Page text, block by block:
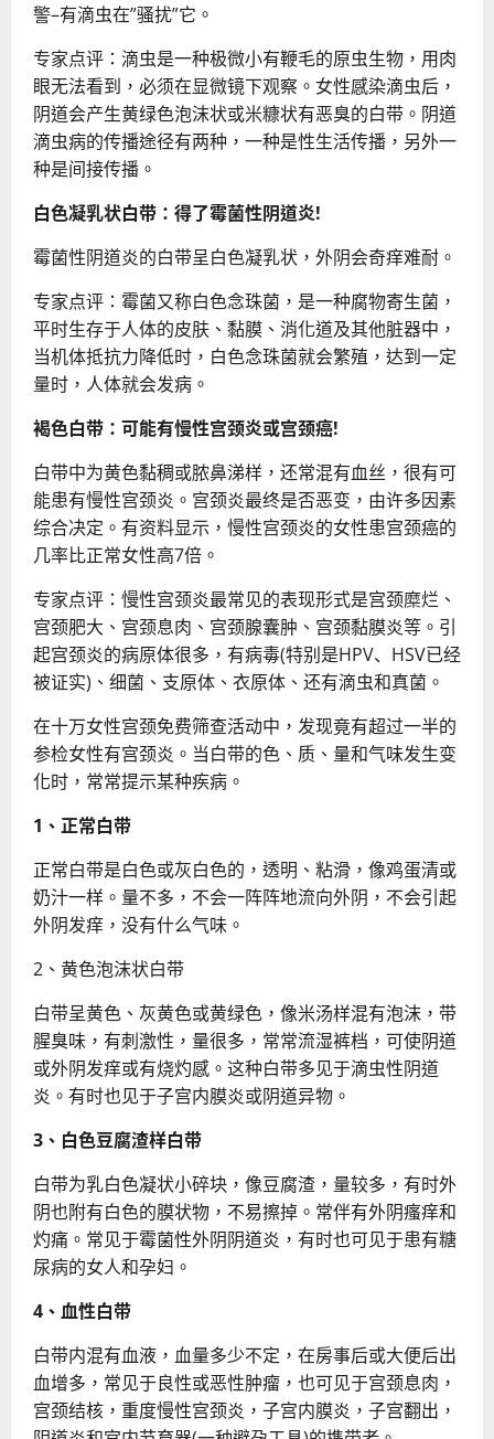
警–有滴虫在”骚扰”它。
专家点评：滴虫是一种极微小有鞭毛的原虫生物，用肉
眼无法看到，必须在显微镜下观察。女性感染滴虫后，
阴道会产生黄绿色泡沫状或米糠状有恶臭的白带。阴道
滴虫病的传播途径有两种，一种是性生活传播，另外一
种是间接传播。
白色凝乳状白带：得了霉菌性阴道炎!
霉菌性阴道炎的白带呈白色凝乳状，外阴会奇痒难耐。
专家点评：霉菌又称白色念珠菌，是一种腐物寄生菌，
平时生存于人体的皮肤、黏膜、消化道及其他脏器中，
当机体抵抗力降低时，白色念珠菌就会繁殖，达到一定
量时，人体就会发病。
褐色白带：可能有慢性宫颈炎或宫颈癌!
白带中为黄色黏稠或脓鼻涕样，还常混有血丝，很有可
能患有慢性宫颈炎。宫颈炎最终是否恶变，由许多因素
综合决定。有资料显示，慢性宫颈炎的女性患宫颈癌的
几率比正常女性高7倍。
专家点评：慢性宫颈炎最常见的表现形式是宫颈糜烂、
宫颈肥大、宫颈息肉、宫颈腺囊肿、宫颈黏膜炎等。引
起宫颈炎的病原体很多，有病毒(特别是HPV、HSV已经
被证实)、细菌、支原体、衣原体、还有滴虫和真菌。
在十万女性宫颈免费筛查活动中，发现竟有超过一半的
参检女性有宫颈炎。当白带的色、质、量和气味发生变
化时，常常提示某种疾病。
1、正常白带
正常白带是白色或灰白色的，透明、粘滑，像鸡蛋清或
奶汁一样。量不多，不会一阵阵地流向外阴，不会引起
外阴发痒，没有什么气味。
2、黄色泡沫状白带
白带呈黄色、灰黄色或黄绿色，像米汤样混有泡沫，带
腥臭味，有刺激性，量很多，常常流湿裤档，可使阴道
或外阴发痒或有烧灼感。这种白带多见于滴虫性阴道
炎。有时也见于子宫内膜炎或阴道异物。
3、白色豆腐渣样白带
白带为乳白色凝状小碎块，像豆腐渣，量较多，有时外
阴也附有白色的膜状物，不易擦掉。常伴有外阴瘙痒和
灼痛。常见于霉菌性外阴阴道炎，有时也可见于患有糖
尿病的女人和孕妇。
4、血性白带
白带内混有血液，血量多少不定，在房事后或大便后出
血增多，常见于良性或恶性肿瘤，也可见于宫颈息肉，
宫颈结核，重度慢性宫颈炎，子宫内膜炎，子宫翻出，